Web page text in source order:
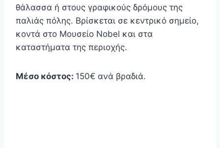
θάλασσα ή στους γραφικούς δρόμους της
παλιάς πόλης. Βρίσκεται σε κεντρικό σημείο,
κοντά στο Μουσείο Nobel και στα
καταστήματα της περιοχής.
Μέσο κόστος: 150€ ανά βραδιά.